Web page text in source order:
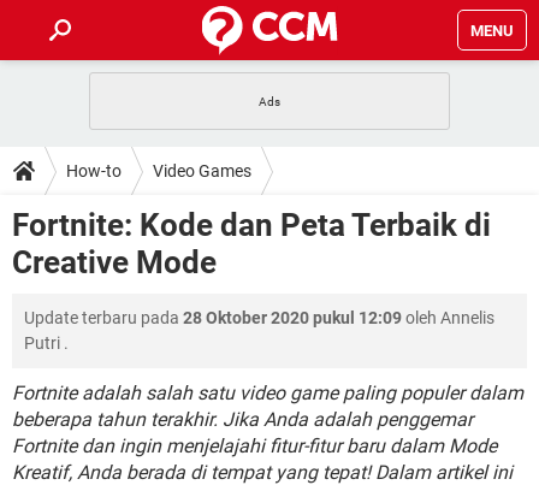
MENU
APLIKASI NONTON FILM & SERI
BUAT AKUN TIKTOK APLIKASI VIDEO-CALL
HOW-TO
SAFE MODE ANDROID
KODE RAHASIA NETFLIX
DOWNLOAD
ADOBE PREMIERE PRO
FORUM
Lupa Password Gmail WiFi Tidak Berfungsi
ENSIKLOPEDIA
Front Office dan Back Office OOP - Data Enkapsulasi
Jenis-jenis Network atau Jaringan
How-to Video Games
Fortnite: Kode dan Peta Terbaik di
Creative Mode
Update terbaru pada 28 Oktober 2020 pukul 12:09oleh Annelis
Putri .
Fortnite adalah salah satu video game paling populer dalam
beberapa tahun terakhir. Jika Anda adalah penggemar
Fortnite dan ingin menjelajahi fitur-fitur baru dalam Mode
Kreatif, Anda berada di tempat yang tepat! Dalam artikel ini